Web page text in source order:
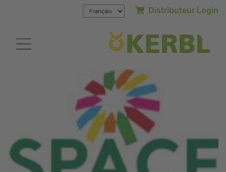
Distributeur Login